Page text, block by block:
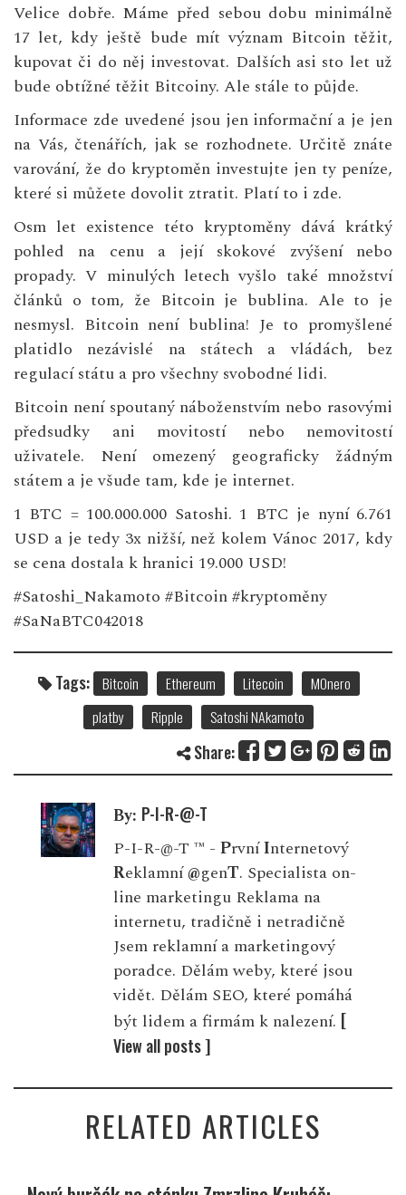
Velice dobře. Máme před sebou dobu minimálně
17 let, kdy ještě bude mít význam Bitcoin těžit,
kupovat či do něj investovat. Dalších asi sto let už
bude obtížné těžit Bitcoiny. Ale stále to půjde.
Informace zde uvedené jsou jen informační a je jen
na Vás, čtenářích, jak se rozhodnete. Určitě znáte
varování, že do kryptoměn investujte jen ty peníze,
které si můžete dovolit ztratit. Platí to i zde.
Osm let existence této kryptoměny dává krátký
pohled na cenu a její skokové zvýšení nebo
propady. V minulých letech vyšlo také množství
článků o tom, že Bitcoin je bublina. Ale to je
nesmysl. Bitcoin není bublina! Je to promyšlené
platidlo nezávislé na státech a vládách, bez
regulací státu a pro všechny svobodné lidi.
Bitcoin není spoutaný náboženstvím nebo rasovými
předsudky ani movitostí nebo nemovitostí
uživatele. Není omezený geograficky žádným
státem a je všude tam, kde je internet.
1 BTC = 100.000.000 Satoshi. 1 BTC je nyní 6.761
USD a je tedy 3x nižší, než kolem Vánoc 2017, kdy
se cena dostala k hranici 19.000 USD!
#Satoshi_Nakamoto #Bitcoin #kryptoměny
#SaNaBTC042018
Tags: Bitcoin Ethereum Litecoin
MOnero
platby
Ripple Satoshi NAkamoto
Share:
By: P-I-R-@-T
P-I-R-@-T ™ - PrvníInternetový
Reklamní@genT. Specialista on-
line marketingu Reklama na
internetu, tradičně i netradičně
Jsem reklamní a marketingový
poradce. Dělám weby, které jsou
vidět. Dělám SEO, které pomáhá
být lidem a firmám k nalezení. [
View all posts ]
RELATED ARTICLES